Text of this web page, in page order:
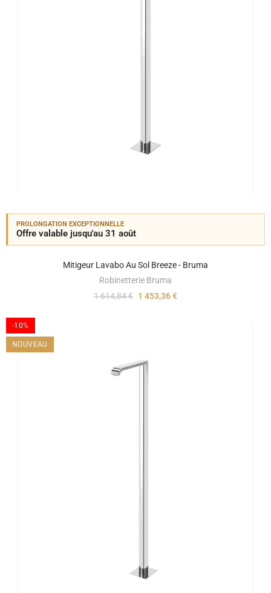
PROLONGATION EXCEPTIONNELLE
Offre valable jusqu'au 31 août
Mitigeur Lavabo Au Sol Breeze - Bruma
Robinetterie Bruma
1 614,84 € 1 453,36 €
-10%
NOUVEAU